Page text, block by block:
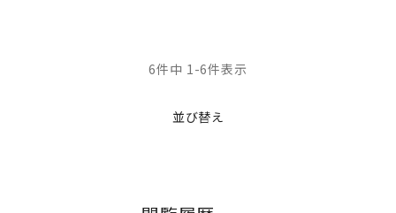
並び替え
6件中 1 -6件表示